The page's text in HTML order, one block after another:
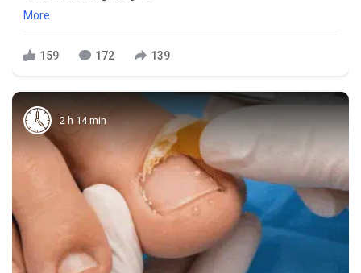
More
159 172 139
2 h 14 min